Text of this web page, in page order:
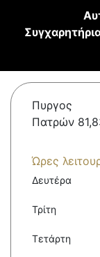
Πυργος
Πατρών
Ώρες
Δευτέρα
Τρίτη
Τετάρτη